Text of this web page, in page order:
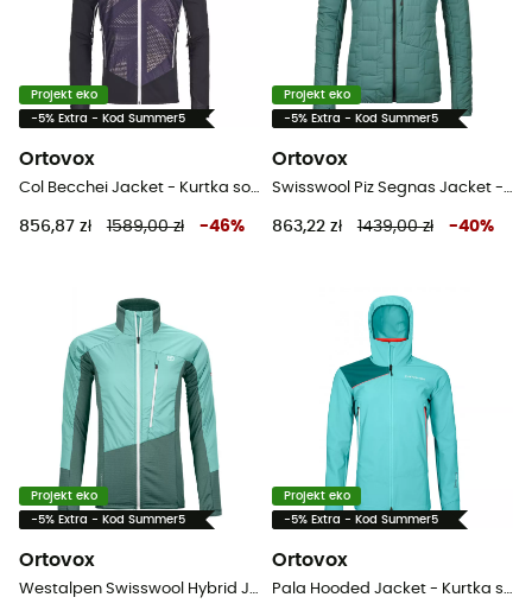
Projekt eko
-5% Extra - Kod Summer5
Ortovox
Col Becchei Jacket - Kurtka softshelle meska
856,87 zł 1589,00 zł -46%
Projekt eko
-5% Extra - Kod Summer5
Ortovox
Swisswool Piz Segnas Jacket - Kurtka z wełny Merino® damska
863,22 zł 1439,00 zł -40%
Projekt eko
-5% Extra - Kod Summer5
Ortovox
Westalpen Swisswool Hybrid Jacket - Kurtki hybrydowe damskie
Projekt eko
-5% Extra - Kod Summer5
Ortovox
Pala Hooded Jacket - Kurtka softshelle damska